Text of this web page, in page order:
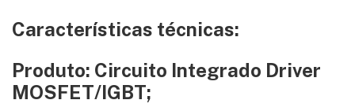
Características técnicas:
Produto: Circuito Integrado Driver
MOSFET/IGBT;